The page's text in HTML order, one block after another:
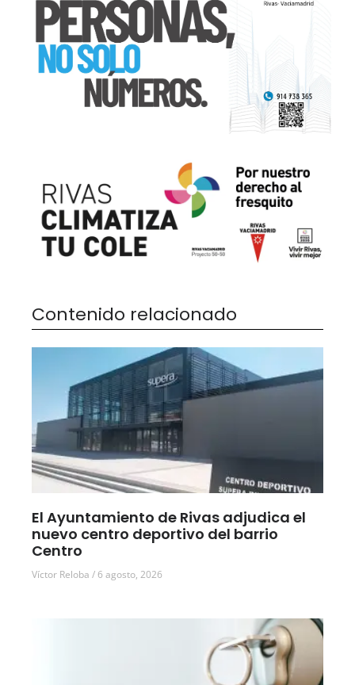
Contenido relacionado
El Ayuntamiento de Rivas adjudica el
nuevo centro deportivo del barrio
Centro
Víctor Reloba 6 agosto, 2026